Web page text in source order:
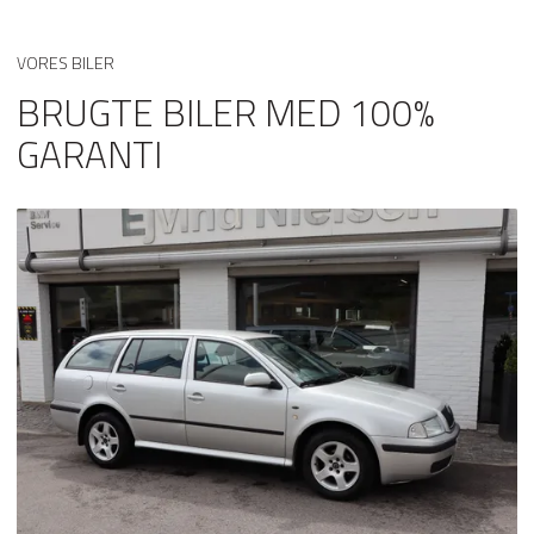
skiltegenkendelse
svingbart anhængertræk (manuel)
sædevarme
VORES BILER
BRUGTE BILER MED 100%
GARANTI